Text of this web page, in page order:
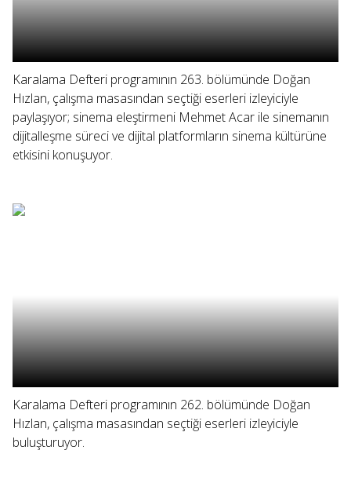
Karalama Defteri programının 263. bölümünde Doğan
Hızlan, çalışma masasından seçtiği eserleri izleyiciyle
paylaşıyor; sinema eleştirmeni Mehmet Acar ile sinemanın
dijitalleşme süreci ve dijital platformların sinema kültürüne
etkisini konuşuyor.
Karalama Defteri programının 262. bölümünde Doğan
Hızlan, çalışma masasından seçtiği eserleri izleyiciyle
buluşturuyor.